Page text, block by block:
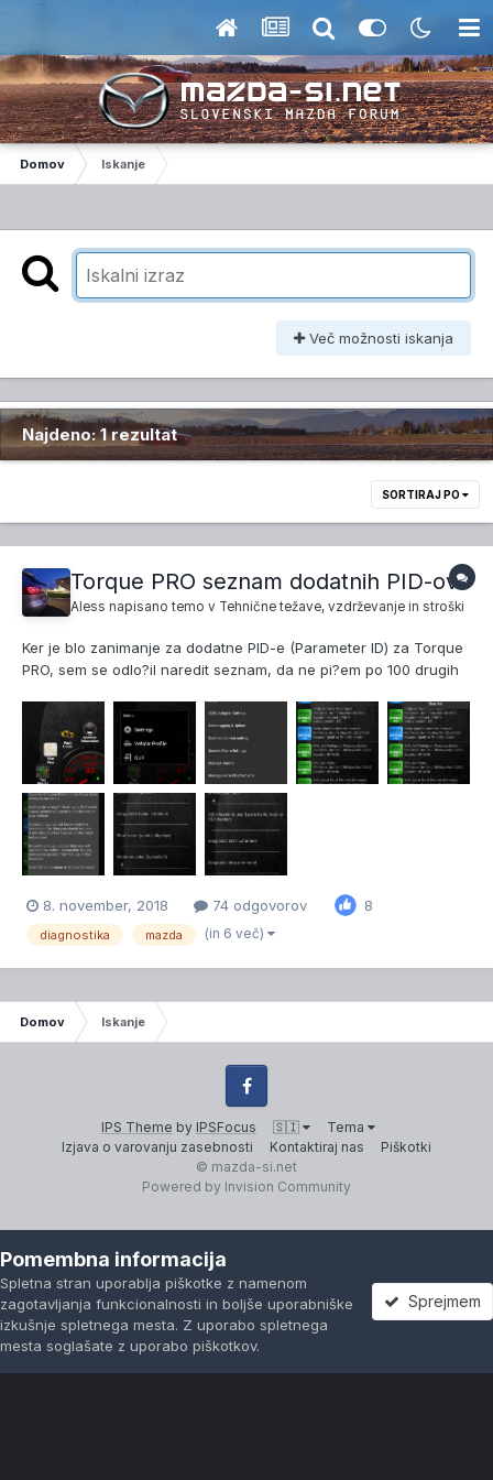
Domov Iskanje
Več možnosti iskanja
Najdeno: 1 rezultat
SORTIRAJ PO
Torque PRO seznam dodatnih PID-ov
Aless napisano temo v Tehnične težave, vzdrževanje in stroški
Ker je blo zanimanje za dodatne PID-e (Parameter ID) za Torque
PRO, sem se odlo?il naredit seznam, da ne pi?em po 100 drugih
PID-e v Torque. Da bo la?je za nove uporabnike Torque, ki se ?e
ne znajdejo najbolje. Prvo odpremo Torque. Gr...
8. november, 2018 74 odgovorov 8
diagnostika mazda (in 6 več)
Domov Iskanje
IPS Theme by IPSFocus 🇸🇮
Tema
Izjava o varovanju zasebnosti
Kontaktiraj nas Piškotki
Facebook
© mazda-si.net
Powered by Invision Community
Pomembna informacija
Spletna stran uporablja piškotke z namenom
zagotavljanja funkcionalnosti in boljše uporabniške
izkušnje spletnega mesta. Z uporabo spletnega
mesta soglašate z uporabo piškotkov.
Sprejmem
Forumi Neprebrano Prijavi se